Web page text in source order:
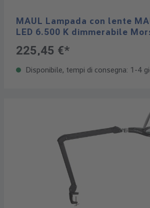
MAUL Lampada con lente
LED 6.500 K dimmerabile
225,45 €*
Disponibile, tempi di consegna: 1-4